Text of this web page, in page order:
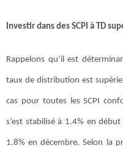
Investir dans des SCPI à TD
Rappelons qu’il est
taux de distribution est
cas pour toutes les SCPI
s’est stabilisé à 1.4% en
1.8% en décembre. Selon la